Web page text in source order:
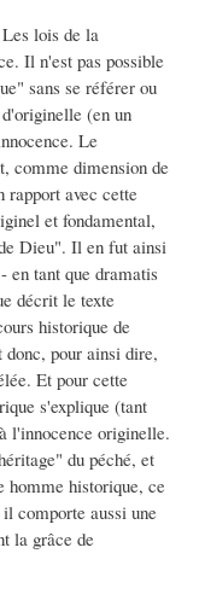
lois de la
Il n'est pas possible
sans se référer ou
(en un
Le
comme dimension de
rapport avec cette
et fondamental,
Dieu". Il en fut ainsi
en tant que dramatis
décrit le texte
historique de
pour ainsi dire,
Et pour cette
s'explique (tant
l'innocence originelle.
du péché, et
homme historique, ce
comporte aussi une
la grâce de